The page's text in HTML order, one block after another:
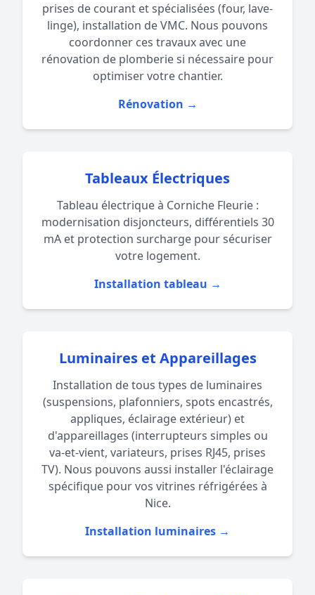
prises de courant et spécialisées (four, lave-
linge), installation de VMC. Nous pouvons
coordonner ces travaux avec une
rénovation de plomberiesi nécessaire pour
optimiser votre chantier.
Rénovation →
Tableaux Électriques
Tableau électrique à Corniche Fleurie :
modernisation disjoncteurs, différentiels 30
mA et protection surcharge pour sécuriser
votre logement.
Installation tableau →
Luminaires et Appareillages
Installation de tous types de luminaires
(suspensions, plafonniers, spots encastrés,
appliques, éclairage extérieur) et
d'appareillages (interrupteurs simples ou
va-et-vient, variateurs, prises RJ45, prises
TV). Nous pouvons aussi installer l'éclairage
spécifique pour vos vitrines réfrigérées à
Nice.
Installation luminaires →